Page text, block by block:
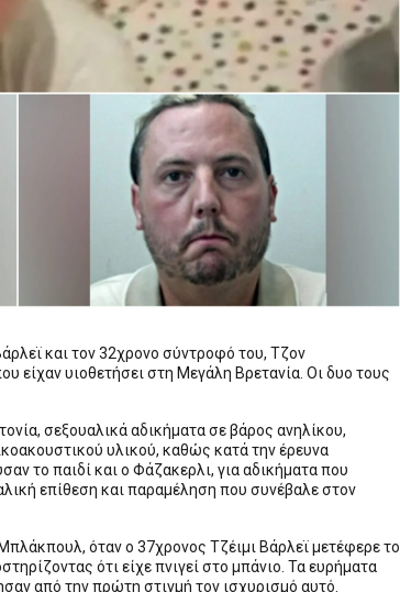
και τον 32χρονο σύντροφό του, Τζον
είχαν υιοθετήσει στη Μεγάλη Βρετανία. Οι δυο τους
σεξουαλικά αδικήματα σε βάρος ανηλίκου,
υλικού, καθώς κατά την έρευνα
το παιδί και ο Φάζακερλι, για αδικήματα που
επίθεση και παραμέληση που συνέβαλε στον
όταν ο 37χρονος Τζέιμι Βάρλεϊ μετέφερε το
ότι είχε πνιγεί στο μπάνιο. Τα ευρήματα
από την πρώτη στιγμή τον ισχυρισμό αυτό.